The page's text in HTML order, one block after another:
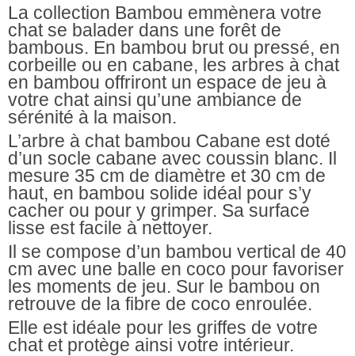
La collection Bambou emmènera votre
chat se balader dans une forêt de
bambous. En bambou brut ou pressé, en
corbeille ou en cabane, les arbres à chat
en bambou offriront un espace de jeu à
votre chat ainsi qu’une ambiance de
sérénité à la maison.
L’arbre à chat bambou Cabane est doté
d’un socle cabane avec coussin blanc. Il
mesure 35 cm de diamètre et 30 cm de
haut, en bambou solide idéal pour s’y
cacher ou pour y grimper. Sa surface
lisse est facile à nettoyer.
Il se compose d’un bambou vertical de 40
cm avec une balle en coco pour favoriser
les moments de jeu. Sur le bambou on
retrouve de la fibre de coco enroulée.
Elle est idéale pour les griffes de votre
chat et protège ainsi votre intérieur.